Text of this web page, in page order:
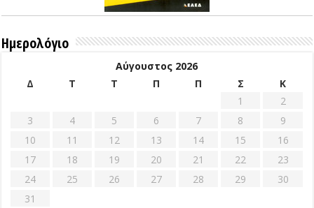
Ημερολόγιο
Αύγουστος 2026
Δ
Τ Τ Π Π Σ
Κ
1
2
3
4 5 6 7 8
9
10
11 12 13 14 15
16
17
18 19 20 21 22
23
24
25 26 27 28 29
30
31